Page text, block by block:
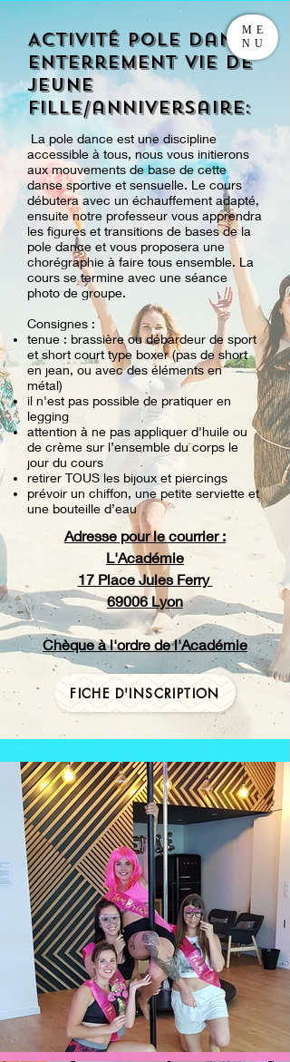
ME
NU
Activité Pole dance
enterrement vie de
jeune
fille/anniversaire:
La pole dance est une discipline
accessible à tous, nous vous initierons
aux mouvements de base de cette
danse sportive et sensuelle. Le cours
débutera avec un échauffement adapté,
ensuite notre professeur vous apprendra
les figures et transitions de bases de la
pole dance et vous proposera une
chorégraphie à faire tous ensemble. La
cours se termine avec une séance
photo de groupe.
Consignes :
tenue : brassière ou débardeur de sport
et short court type boxer (pas de short
en jean, ou avec des éléments en
métal)
il n'est pas possible de pratiquer en
legging
attention à ne pas appliquer d'huile ou
de crème sur l’ensemble du corps le
jour du cours
retirer TOUS les bijoux et piercings
prévoir un chiffon, une petite serviette et
une bouteille d’eau
Adresse pour le courrier :
L'Académie
17 Place Jules Ferry
69006 Lyon
Chèque à l'ordre de l'Académie
FICHE D'INSCRIPTION